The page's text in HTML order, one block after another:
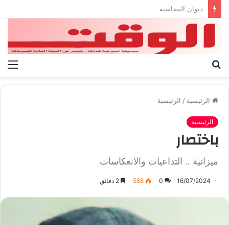
بيان الإتحاد الوطنى العام لعمال ليبيا
الرئيسية / الرئيسية
الرئيسية
باختصار
ميزانية .. التداعيات والانعكاسات
16/07/2024
0
588